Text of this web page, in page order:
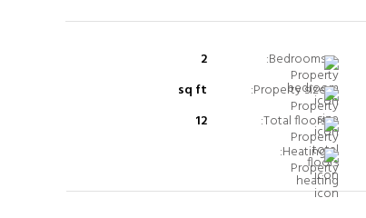
Bedrooms:
2
Property size:
sq ft
Total floors:
12
Heating: